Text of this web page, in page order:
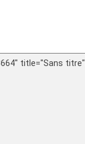
title="Sans titre"]